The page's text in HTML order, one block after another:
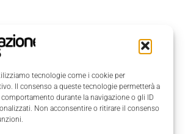
tecnologie come i cookie per
Il consenso a queste tecnologie permetterà a
durante la navigazione o gli ID
Non acconsentire o ritirare il consenso
Edicola